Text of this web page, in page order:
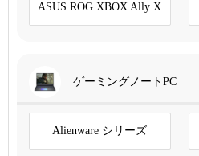
ASUS ROG XBOX Ally X
ゲーミングノートPC
Alienware シリーズ